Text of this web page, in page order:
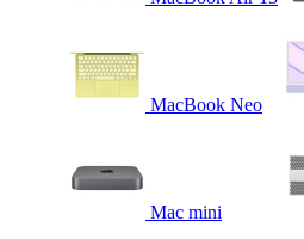
MacBook Neo
Mac mini